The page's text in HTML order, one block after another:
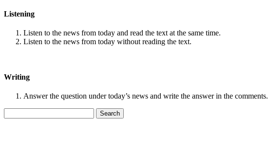
Listening
Listen to the news from today and read the text at the same time.
Listen to the news from today without reading the text.
Writing
Answer the question under today’s news and write the answer in the comments.
for: